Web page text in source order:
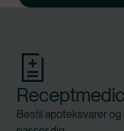
Bestil apoteksvarer